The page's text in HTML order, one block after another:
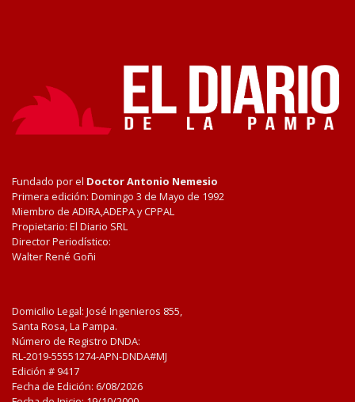
Fundado por el Doctor Antonio Nemesio
Primera edición: Domingo 3 de Mayo de 1992
Miembro de ADIRA,ADEPA y CPPAL
Propietario: El Diario SRL
Director Periodístico:
Walter René Goñi
Domicilio Legal: José Ingenieros 855,
Santa Rosa, La Pampa.
Número de Registro DNDA:
RL-2019-55551274-APN-DNDA#MJ
Edición # 9417
Fecha de Edición: 6/08/2026